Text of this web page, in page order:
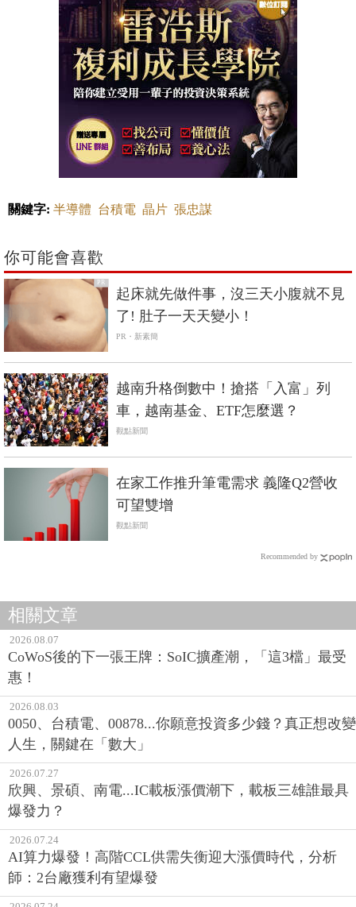
關鍵字: 半導體 台積電 晶片 張忠謀
你可能會喜歡
PR
起床就先做件事，沒三天小腹就不見
了! 肚子一天天變小！
PR・新素簡
越南升格倒數中！搶搭「入富」列
車，越南基金、ETF怎麼選？
觀點新聞
在家工作推升筆電需求 義隆Q2營收
可望雙增
觀點新聞
Recommended by
相關文章
2026.08.07
CoWoS後的下一張王牌：SoIC擴產潮，「這3檔」最受
惠！
2026.08.03
0050、台積電、00878...你願意投資多少錢？真正想改變
人生，關鍵在「數大」
2026.07.27
欣興、景碩、南電...IC載板漲價潮下，載板三雄誰最具
爆發力？
2026.07.24
AI算力爆發！高階CCL供需失衡迎大漲價時代，分析
師：2台廠獲利有望爆發